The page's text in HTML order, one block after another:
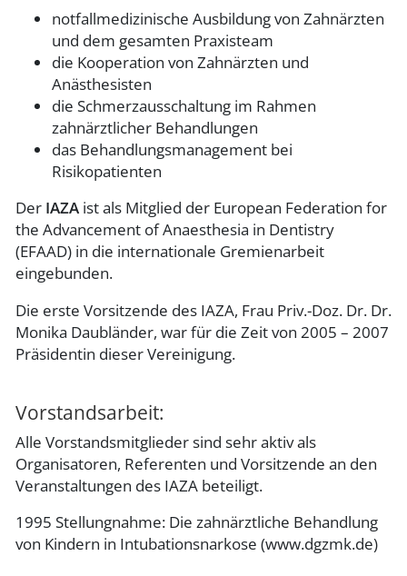
notfallmedizinische Ausbildung von Zahnärzten
und dem gesamten Praxisteam
die Kooperation von Zahnärzten und
Anästhesisten
die Schmerzausschaltung im Rahmen
zahnärztlicher Behandlungen
das Behandlungsmanagement bei
Risikopatienten
Der IAZA ist als Mitglied der European Federation for
the Advancement of Anaesthesia in Dentistry
(EFAAD) in die internationale Gremienarbeit
eingebunden.
Die erste Vorsitzende des IAZA, Frau Priv.-Doz. Dr. Dr.
Monika Daubländer, war für die Zeit von 2005 – 2007
Präsidentin dieser Vereinigung.
Vorstandsarbeit:
Alle Vorstandsmitglieder sind sehr aktiv als
Organisatoren, Referenten und Vorsitzende an den
Veranstaltungen des IAZA beteiligt.
1995 Stellungnahme: Die zahnärztliche Behandlung
von Kindern in Intubationsnarkose (www.dgzmk.de)